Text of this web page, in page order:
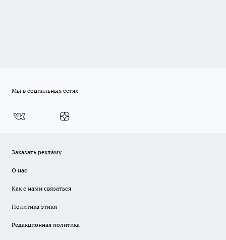
Мы в социальных сетях
Заказать рекламу
О нас
Как с нами связаться
Политика этики
Редакционная политика